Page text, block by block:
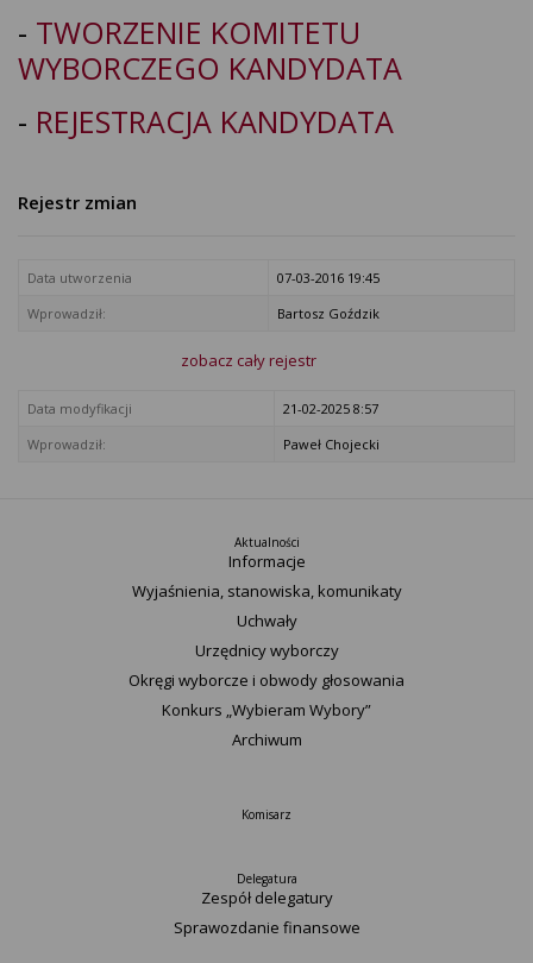
- TWORZENIE KOMITETU
WYBORCZEGO KANDYDATA
- REJESTRACJA KANDYDATA
Rejestr zmian
Data utworzenia
07-03-2016 19:45
Wprowadził:
Bartosz Goździk
zobacz cały rejestr
Data modyfikacji
21-02-2025 8:57
Wprowadził:
Paweł Chojecki
Aktualności
Informacje
Wyjaśnienia, stanowiska, komunikaty
Uchwały
Urzędnicy wyborczy
Okręgi wyborcze i obwody głosowania
Konkurs „Wybieram Wybory”
Archiwum
Komisarz
Delegatura
Zespół delegatury
Sprawozdanie finansowe